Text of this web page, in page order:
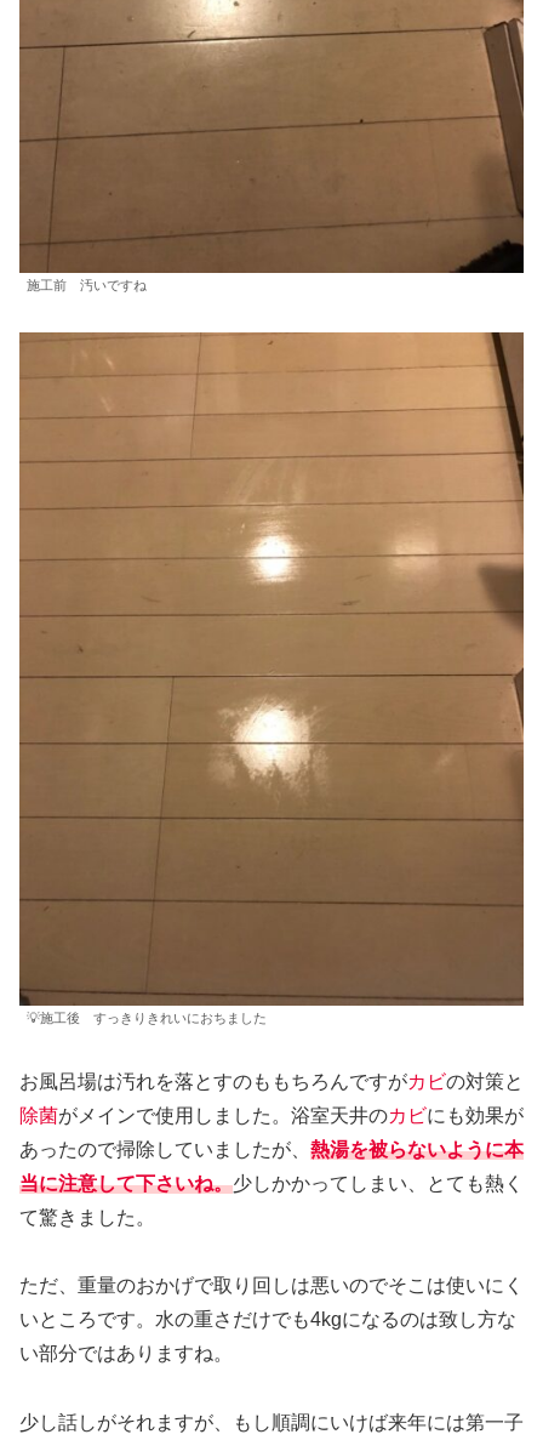
施工前 汚いですね
💡施工後 すっきりきれいにおちました
お風呂場は汚れを落とすのももちろんですがカビの対策と
除菌がメインで使用しました。浴室天井のカビにも効果が
あったので掃除していましたが、 熱湯を被らないように本
当に注意して下さいね。少しかかってしまい、とても熱く
て驚きました。
ただ、重量のおかげで取り回しは悪いのでそこは使いにく
いところです。水の重さだけでも4kgになるのは致し方な
い部分ではありますね。
少し話しがそれますが、もし順調にいけば来年には第一子